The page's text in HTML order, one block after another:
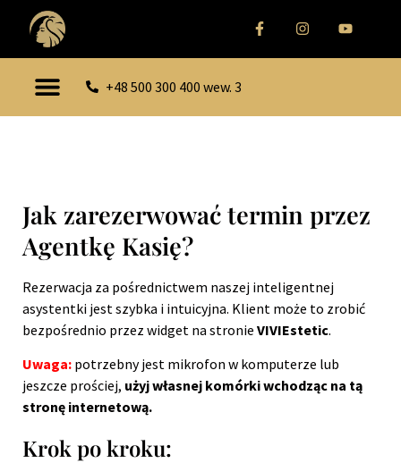
+48 500 300 400 wew. 3
Jak zarezerwować termin przez
Agentkę Kasię?
Rezerwacja za pośrednictwem naszej inteligentnej
asystentki jest szybka i intuicyjna. Klient może to zrobić
bezpośrednio przez widget na stronie VIVIEstetic.
Uwaga: potrzebny jest mikrofon w komputerze lub
jeszcze prościej, użyj własnej komórki wchodząc na tą
stronę internetową.
Krok po kroku: